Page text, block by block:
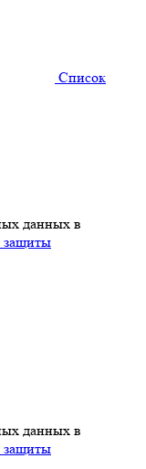
Cписок
данных в
защиты
данных в
защиты